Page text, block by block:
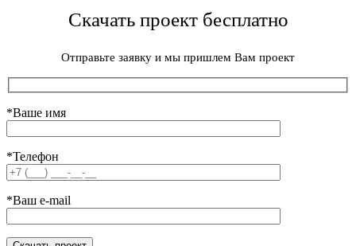
Скачать проект бесплатно
Отправьте заявку и мы пришлем Вам проект
*Ваше имя
*Телефон
*Ваш e-mail